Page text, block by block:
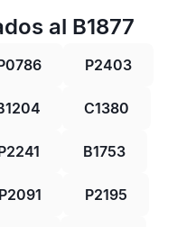
al B1877
P2403
C1380
B1753
P2091 P2195